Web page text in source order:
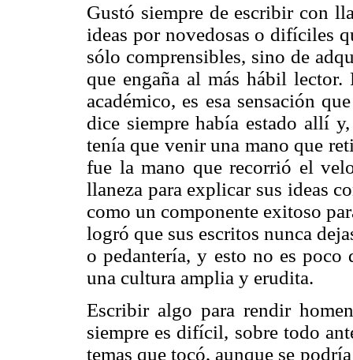
Gustó siempre de escribir con
ideas por novedosas o difíciles
sólo comprensibles, sino de
que engaña al más hábil
académico, es esa sensación
dice siempre había estado allí
tenía que venir una mano que
fue la mano que recorrió el
llaneza para explicar sus ideas
como un componente exitoso
logró que sus escritos nunca
o pedantería, y esto no es poco
una cultura amplia y erudita.
Escribir algo para rendir
siempre es difícil, sobre todo
temas que tocó, aunque se